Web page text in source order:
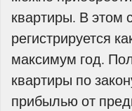
квартиры. В этом
регистрируется
максимум год.
квартиры по
прибылью от